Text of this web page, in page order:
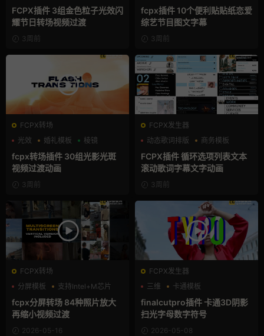
FCPX插件 3组金色粒子光效闪
耀节日转场视频过渡
3周前
自媒体模板
fcpx插件 10个便利贴贴纸恋爱
综艺节目图文字幕
3周前
FCPX转场
光效
婚礼模板 棱镜
fcpx转场插件 30组光影光斑
视频过渡动画
3周前
FCPX发生器
动态歌词排版
商务模板
字幕模板
FCPX插件 循环选项列表文本
滚动歌词字幕文字动画
3周前
FCPX转场
分屏模板
支持Intel+M芯片
照片墙
fcpx分屏转场 84种照片放大
再缩小视频过渡
2026-05-16
FCPX发生器
三维
卡通模板
支持Intel+M芯片
finalcutpro插件 卡通3D阴影
扫光字母数字符号
2026-05-08